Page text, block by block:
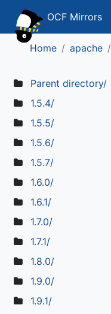
OCF Mirrors
Home apache
Parent directory/
1.5.4/
1.5.5/
1.5.6/
1.5.7/
1.6.0/
1.6.1/
1.7.0/
1.7.1/
1.8.0/
1.9.0/
1.9.1/